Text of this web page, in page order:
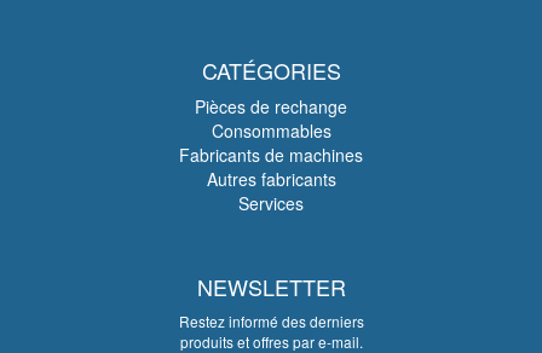
CATÉGORIES
Pièces de rechange
Consommables
Fabricants de machines
Autres fabricants
Services
NEWSLETTER
Restez informé des derniers
produits et offres par e-mail.